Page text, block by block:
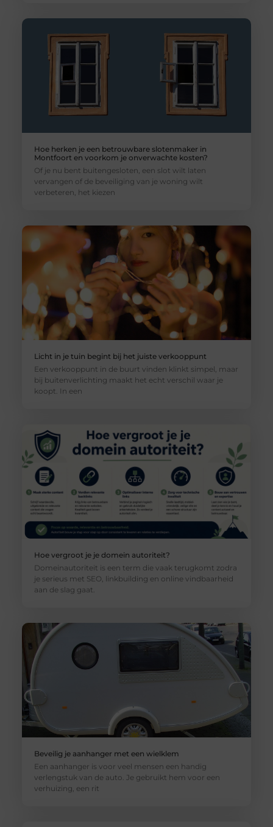
Hoe herken je een betrouwbare slotenmaker in
Montfoort en voorkom je onverwachte kosten?
Of je nu bent buitengesloten, een slot wilt laten
vervangen of de beveiliging van je woning wilt
verbeteren, het kiezen
Licht in je tuin begint bij het juiste verkooppunt
Een verkooppunt in de buurt vinden klinkt simpel, maar
bij buitenverlichting maakt het echt verschil waar je
koopt. In een
Hoe vergroot je je domein autoriteit?
Domeinautoriteit is een term die vaak terugkomt zodra
je serieus met SEO, linkbuilding en online vindbaarheid
aan de slag gaat.
Beveilig je aanhanger met een wielklem
Een aanhanger is voor veel mensen een handig
verlengstuk van de auto. Je gebruikt hem voor een
verhuizing, een rit